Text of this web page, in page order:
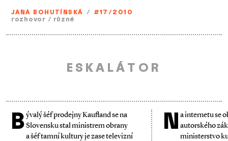
JANA BOHUTÍNSKÁ / #17/2010
rozhovor / různé
ESKALÁTOR
B
ývalý šéf prodejny Kaufland se na
Slovensku stal ministrem obrany
a šéf tamní kultury je zase televizní
N
a internetu se
autorského
ministerstvo